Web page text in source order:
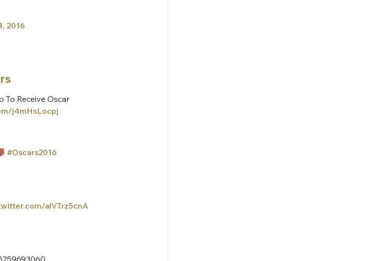
2016
To Receive Oscar
j4mHsLocpj
#Oscars2016
alVTrz5cnA